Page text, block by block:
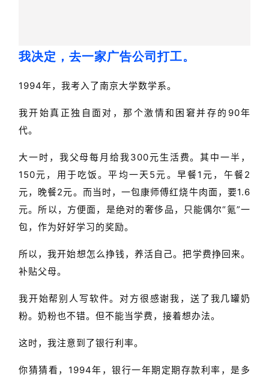
我决定，去一家广告公司打工。
1994年，我考入了南京大学数学系。
我开始真正独自面对，那个激情和困窘并存的90年
代。
大一时，我父母每月给我300元生活费。其中一半，
150元，用于吃饭。平均一天5元。早餐1元，午餐2
元，晚餐2元。而当时，一包康师傅红烧牛肉面，要1.6
元。所以，方便面，是绝对的奢侈品，只能偶尔“氪”一
包，作为好好学习的奖励。
所以，我开始想怎么挣钱，养活自己。把学费挣回来。
补贴父母。
我开始帮别人写软件。对方很感谢我，送了我几罐奶
粉。奶粉也不错。但不能当学费，接着想办法。
这时，我注意到了银行利率。
你猜猜看，1994年，银行一年期定期存款利率，是多